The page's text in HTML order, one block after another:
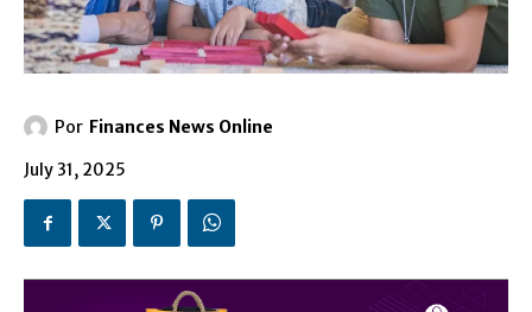
Por Finances News Online
July 31, 2025